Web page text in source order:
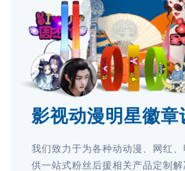
影视动漫明星徽章
我们致力于为各种动动漫、网红
供一站式粉丝后援相关产品定制